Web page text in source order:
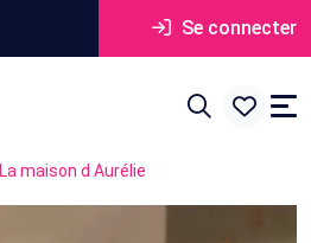
Se connecter
La maison d Aurélie